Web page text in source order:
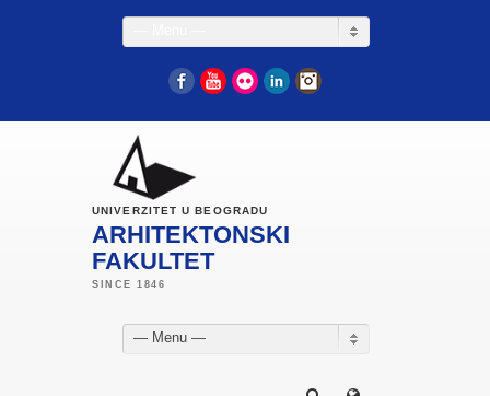
FacebookYouTube
Flickr LinkedIn
UNIVERZITET U BEOGRADU
ARHITEKTONSKI
FAKULTET
— Menu —